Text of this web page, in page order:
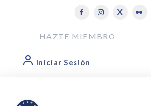
HAZTE MIEMBRO
Iniciar Sesión